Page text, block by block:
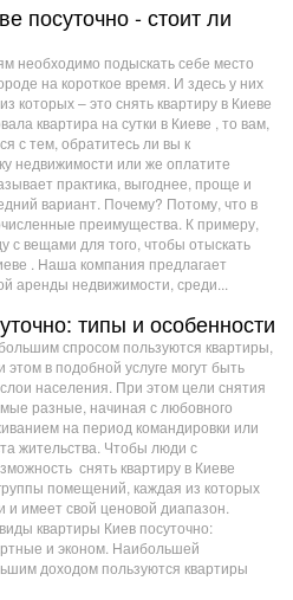
посуточно - стоит ли
необходимо подыскать себе место
на короткое время. И здесь у них
которых – это снять квартиру в Киеве
квартира на сутки в Киеве , то вам,
с тем, обратитесь ли вы к
недвижимости или же оплатите
практика, выгоднее, проще и
вариант. Почему? Потому, что в
преимущества. К примеру,
с вещами для того, чтобы отыскать
. Наша компания предлагает
аренды недвижимости, среди...
типы и особенности
спросом пользуются квартиры,
в подобной услуге могут быть
населения. При этом цели снятия
разные, начиная с любовного
на период командировки или
жительства. Чтобы люди с
снять квартиру в Киеве
помещений, каждая из которых
и имеет свой ценовой диапазон.
квартиры Киев посуточно:
и эконом. Наибольшей
доходом пользуются квартиры